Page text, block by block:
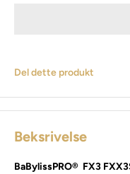
Del dette produkt
Beksrivelse
BaBylissPRO® FX3